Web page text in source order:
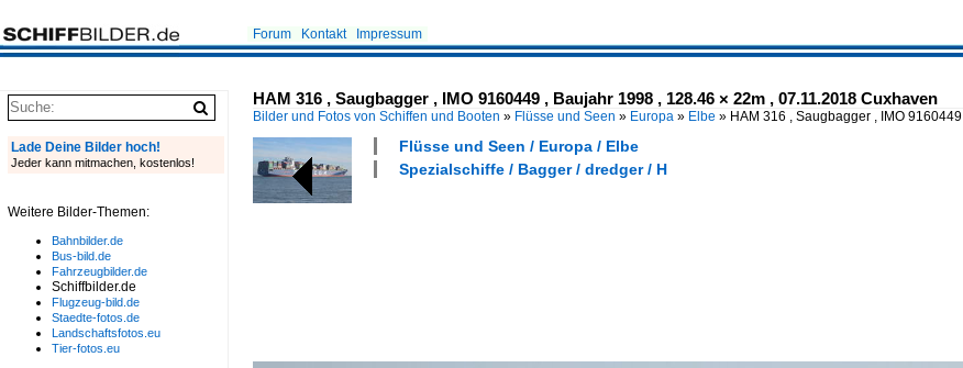
Forum Kontakt Impressum
HAM 316 , Saugbagger , IMO 9160449 , Baujahr 1998 , 128.46 × 22m , 07.11.2018 Cuxhaven
Bilder und Fotos von Schiffen und Booten » Flüsse und Seen » Europa » Elbe » HAM 316 , Saugbagger , IMO 9160449
Flüsse und Seen / Europa / Elbe
Spezialschiffe / Bagger / dredger / H
Lade Deine Bilder hoch!
Jeder kann mitmachen, kostenlos!
Weitere Bilder-Themen:
Bahnbilder.de
Bus-bild.de
Fahrzeugbilder.de
Schiffbilder.de
Flugzeug-bild.de
Staedte-fotos.de
Landschaftsfotos.eu
Tier-fotos.eu